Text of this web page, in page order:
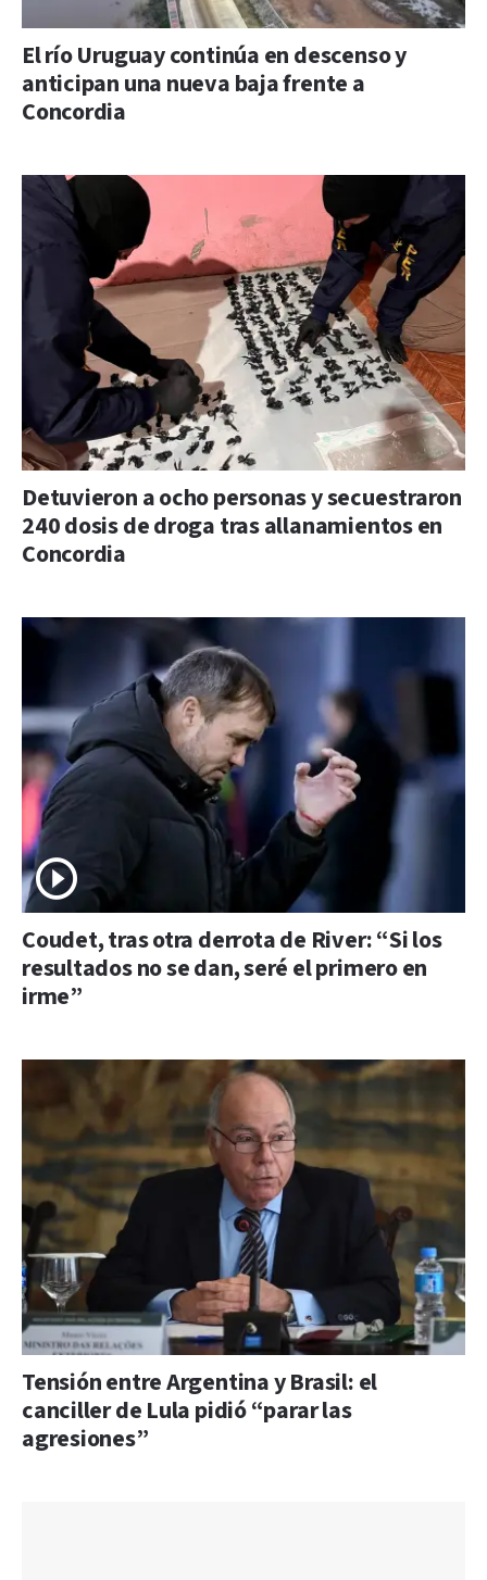
El río Uruguay continúa en descenso y
anticipan una nueva baja frente a
Concordia
Detuvieron a ocho personas y secuestraron
240 dosis de droga tras allanamientos en
Concordia
Coudet, tras otra derrota de River: “Si los
resultados no se dan, seré el primero en
irme”
Tensión entre Argentina y Brasil: el
canciller de Lula pidió “parar las
agresiones”